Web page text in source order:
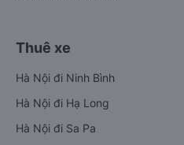
Thuê xe
Hà Nội đi Ninh Bình
Hà Nội đi Hạ Long
Hà Nội đi Sa Pa